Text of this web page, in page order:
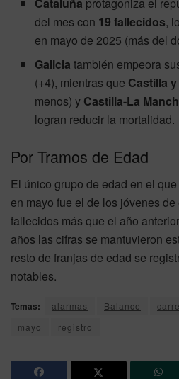
Cataluña protagoniza el
del mes con 19 fallecidos,
en mayo de 2025 (más del
Galicia también empeora
(+4), mientras que Castilla
menos) y Castilla-La
logran reducir la mortalidad.
Por Tramos de Edad
El único grupo de edad en el que
en mayo fue el de los jóvenes de
fallecidos más que el año
años las cifras se mantuvieron
resto de franjas de edad se
notables.
Temas: alarmas Balance
mayo
registro